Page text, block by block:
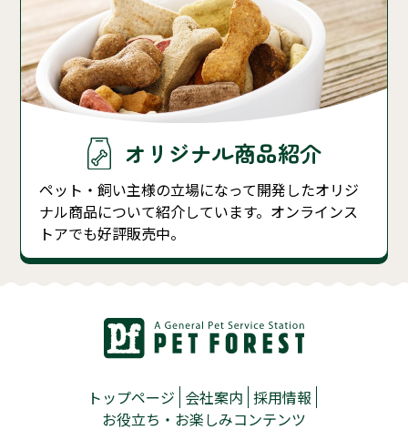
オリジナル商品紹介
ペット・飼い主様の立場になって開発したオリジ
ナル商品について紹介しています。オンラインス
トアでも好評販売中。
トップページ 会社案内 採用情報
お役立ち・お楽しみコンテンツ